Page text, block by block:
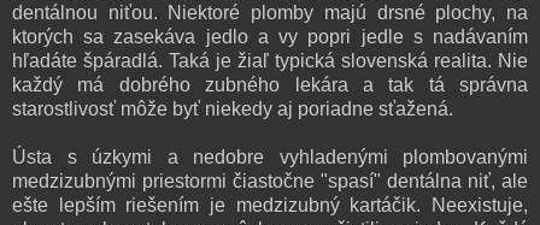
dentálnou niťou. Niektoré plomby majú drsné plochy, na
ktorých sa zasekáva jedlo a vy popri jedle s nadávaním
hľadáte špáradlá. Taká je žiaľ typická slovenská realita. Nie
každý má dobrého zubného lekára a tak tá správna
starostlivosť môže byť niekedy aj poriadne sťažená.
Ústa s úzkymi a nedobre vyhladenými plombovanými
medzizubnými priestormi čiastočne "spasí" dentálna niť, ale
ešte lepším riešením je medzizubný kartáčik. Neexistuje,